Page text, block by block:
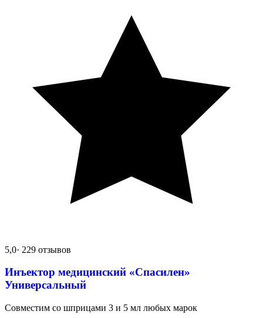
5,0· 229 отзывов
Инъектор медицинский «Спасилен»
Универсальный
Совместим со шприцами 3 и 5 мл любых марок